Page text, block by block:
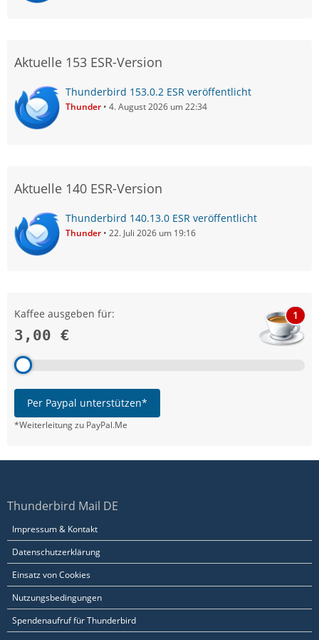
Aktuelle 153 ESR-Version
Thunderbird 153.0.2 ESR veröffentlicht
Thunder 4. August 2026 um 22:34
Aktuelle 140 ESR-Version
Thunderbird 140.13.0 ESR veröffentlicht
Thunder 22. Juli 2026 um 19:16
Kaffee ausgeben für:
3,00 €
1
Per Paypal unterstützen*
*Weiterleitung zu PayPal.Me
Thunderbird Mail DE
Impressum & Kontakt
Datenschutzerklärung
Einsatz von Cookies
Nutzungsbedingungen
Spendenaufruf für Thunderbird